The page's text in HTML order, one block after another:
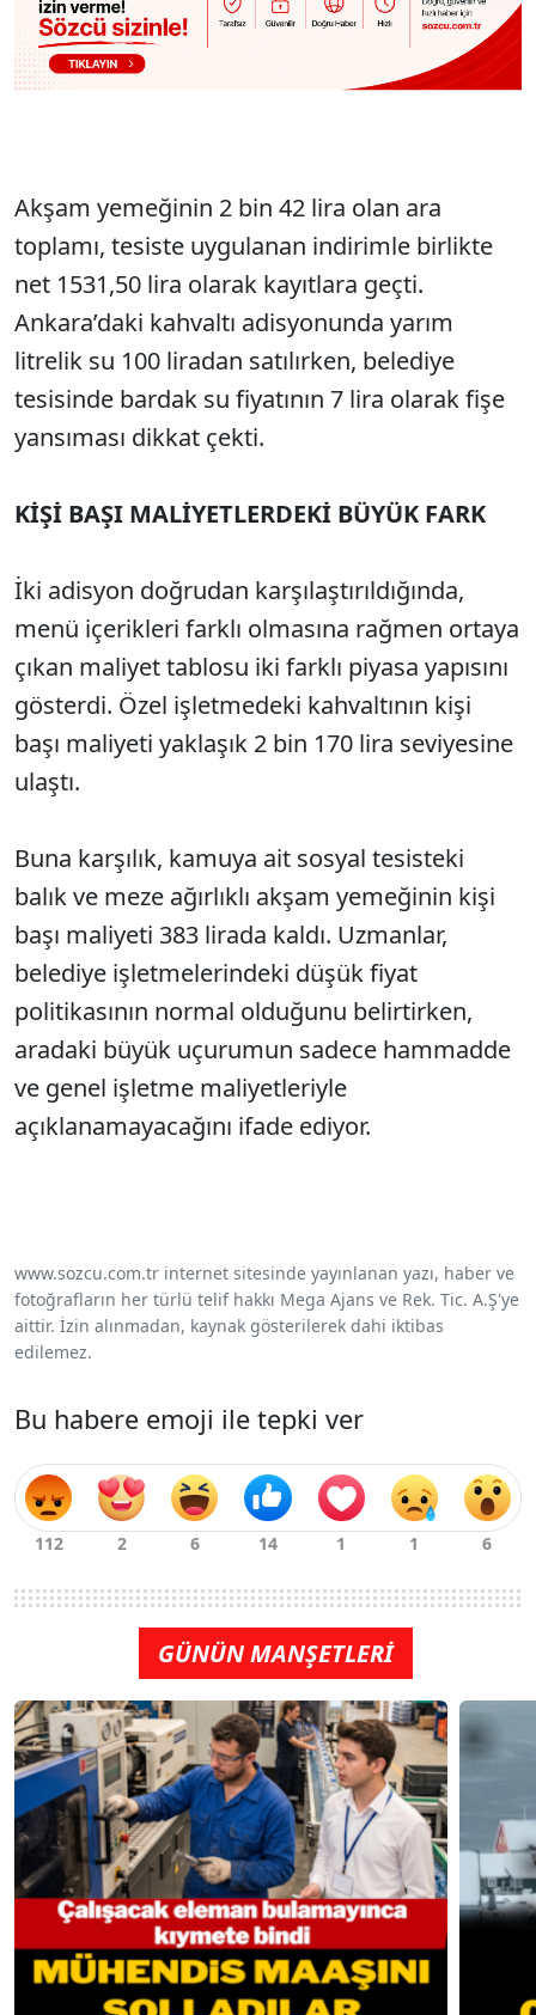
Akşam yemeğinin 2 bin 42 lira olan ara
toplamı, tesiste uygulanan indirimle birlikte
net 1531,50 lira olarak kayıtlara geçti.
Ankara’daki kahvaltı adisyonunda yarım
litrelik su 100 liradan satılırken, belediye
tesisinde bardak su fiyatının 7 lira olarak fişe
yansıması dikkat çekti.
KİŞİ BAŞI MALİYETLERDEKİ BÜYÜK FARK
İki adisyon doğrudan karşılaştırıldığında,
menü içerikleri farklı olmasına rağmen ortaya
çıkan maliyet tablosu iki farklı piyasa yapısını
gösterdi. Özel işletmedeki kahvaltının kişi
başı maliyeti yaklaşık 2 bin 170 lira seviyesine
ulaştı.
Buna karşılık, kamuya ait sosyal tesisteki
balık ve meze ağırlıklı akşam yemeğinin kişi
başı maliyeti 383 lirada kaldı. Uzmanlar,
belediye işletmelerindeki düşük fiyat
politikasının normal olduğunu belirtirken,
aradaki büyük uçurumun sadece hammadde
ve genel işletme maliyetleriyle
açıklanamayacağını ifade ediyor.
www.sozcu.com.tr internet sitesinde yayınlanan yazı, haber ve
fotoğrafların her türlü telif hakkı Mega Ajans ve Rek. Tic. A.Ş'ye
aittir. İzin alınmadan, kaynak gösterilerek dahi iktibas
edilemez.
Bu habere emoji ile tepki ver
GÜNÜN MANŞETLERİ